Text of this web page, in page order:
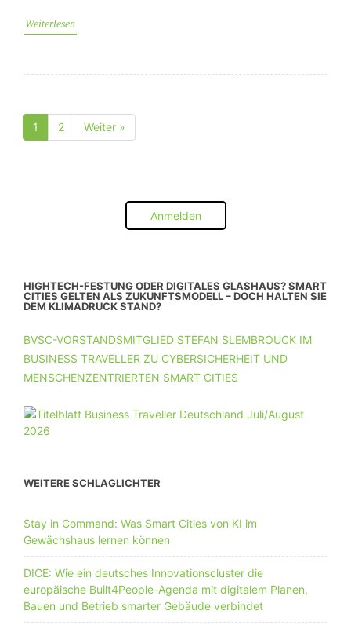
Weiterlesen
Seite
1 Seite
2 Weiter »
Anmelden
HIGHTECH-FESTUNG ODER DIGITALES GLASHAUS? SMART
CITIES GELTEN ALS ZUKUNFTSMODELL – DOCH HALTEN SIE
DEM KLIMADRUCK STAND?
BVSC-VORSTANDSMITGLIED STEFAN SLEMBROUCK IM
BUSINESS TRAVELLER ZU CYBERSICHERHEIT UND
MENSCHENZENTRIERTEN SMART CITIES
WEITERE SCHLAGLICHTER
Stay in Command: Was Smart Cities von KI im
Gewächshaus lernen können
DICE: Wie ein deutsches Innovationscluster die
europäische Built4People-Agenda mit digitalem Planen,
Bauen und Betrieb smarter Gebäude verbindet